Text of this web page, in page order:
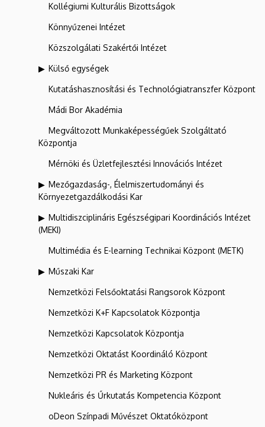
Kollégiumi Kulturális Bizottságok
Könnyűzenei Intézet
Közszolgálati Szakértői Intézet
Külső egységek
Kutatáshasznosítási és Technológiatranszfer Központ
Mádi Bor Akadémia
Megváltozott Munkaképességűek Szolgáltató
Központja
Mérnöki és Üzletfejlesztési Innovációs Intézet
Mezőgazdaság-, Élelmiszertudományi és
Környezetgazdálkodási Kar
Multidiszciplináris Egészségipari Koordinációs Intézet
(MEKI)
Multimédia és E-learning Technikai Központ (METK)
Műszaki Kar
Nemzetközi Felsőoktatási Rangsorok Központ
Nemzetközi K+F Kapcsolatok Központja
Nemzetközi Kapcsolatok Központja
Nemzetközi Oktatást Koordináló Központ
Nemzetközi PR és Marketing Központ
Nukleáris és Űrkutatás Kompetencia Központ
oDeon Színpadi Művészet Oktatóközpont